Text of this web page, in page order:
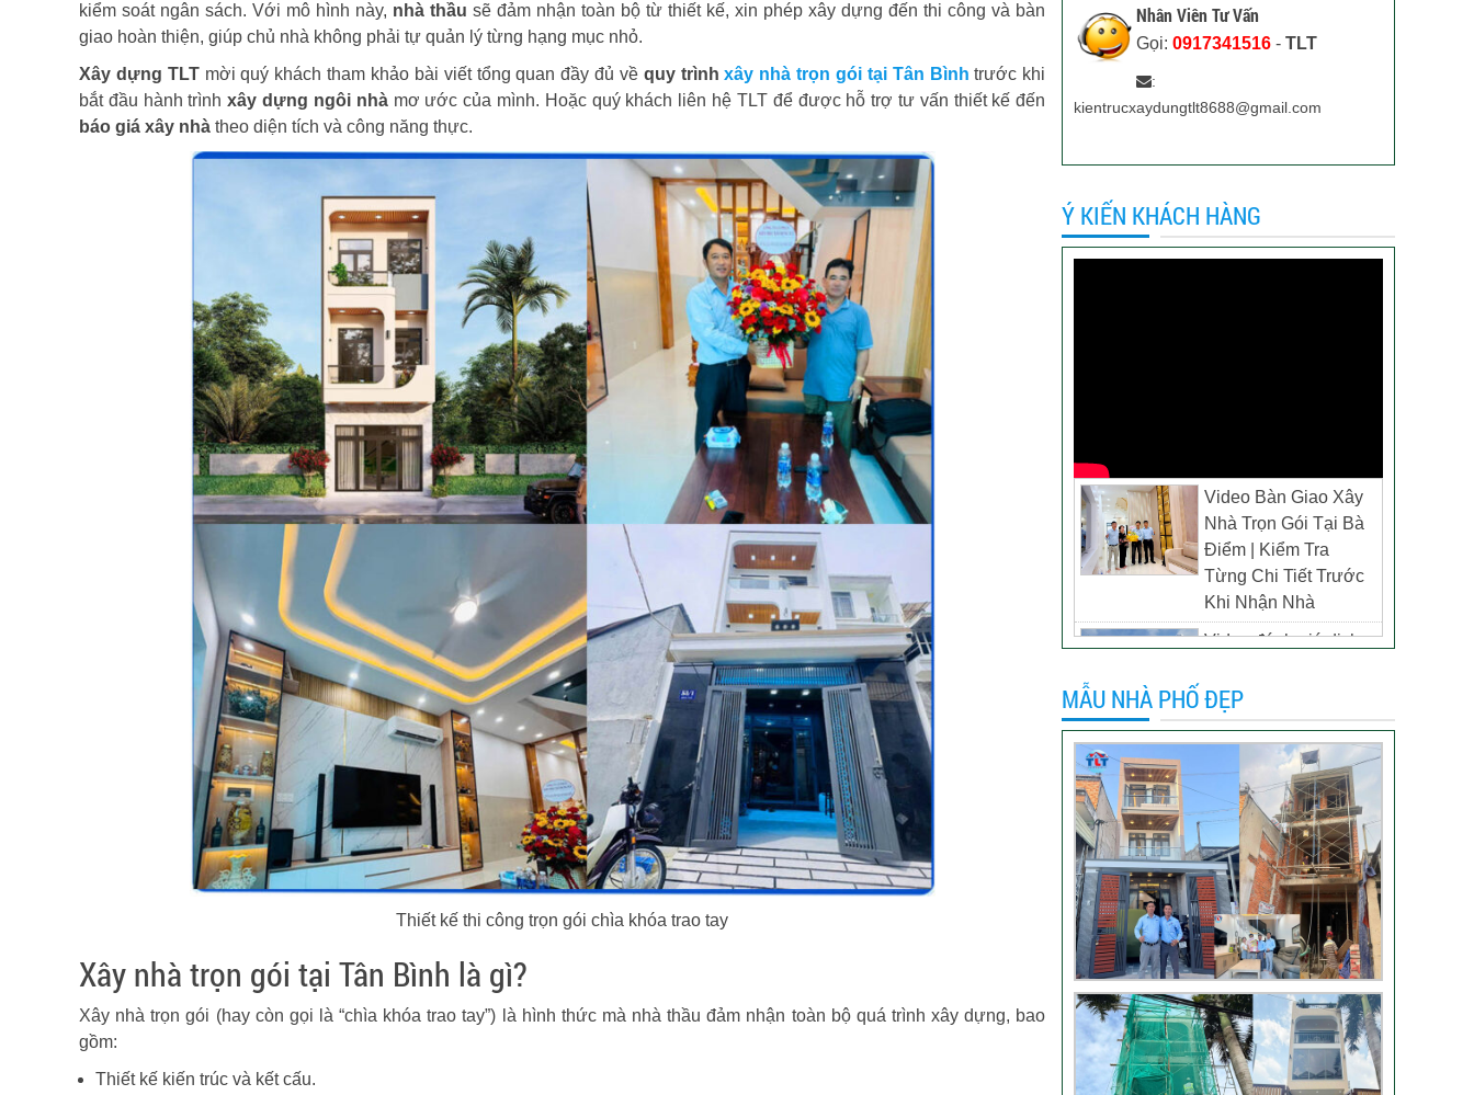
kiểm soát ngân sách. Với mô hình này, nhà thầu sẽ đảm nhận toàn bộ từ thiết kế, xin phép xây dựng đến thi công và bàn
giao hoàn thiện, giúp chủ nhà không phải tự quản lý từng hạng mục nhỏ.
Xây dựng TLT mời quý khách tham khảo bài viết tổng quan đầy đủ về quy trìnhxây nhà trọn gói tại Tân Bình trước khi
bắt đầu hành trìnhxây dựng ngôi nhàmơ ước của mình. Hoặc quý khách liên hệ TLT để được hỗ trợ tư vấn thiết kế đến
báo giá xây nhà theo diện tích và công năng thực.
Thiết kế thi công trọn gói chìa khóa trao tay
Xây nhà trọn gói tại Tân Bình là gì?
Xây nhà trọn gói (hay còn gọi là “chìa khóa trao tay”) là hình thức mà nhà thầu đảm nhận toàn bộ quá trình xây dựng, bao
gồm:
Thiết kế kiến trúc và kết cấu.
Nhân Viên Tư Vấn
Gọi: 0917341516- TLT
:
kientrucxaydungtlt8688@gmail.com
Ý KIẾN KHÁCH HÀNG
Video Bàn Giao Xây
Nhà Trọn Gói Tại Bà
Điểm | Kiểm Tra
Từng Chi Tiết Trước
Khi Nhận Nhà
Video đánh giá dịch
Tân Uyên, Bình
Dương – Chủ đầu tư
anh Thương
Khách hàng đánh giá
dịch vụ xây dựng của
Đánh giá khách hàng
xây nhà tại Thủ Đức
MẪU NHÀ PHỐ ĐẸP